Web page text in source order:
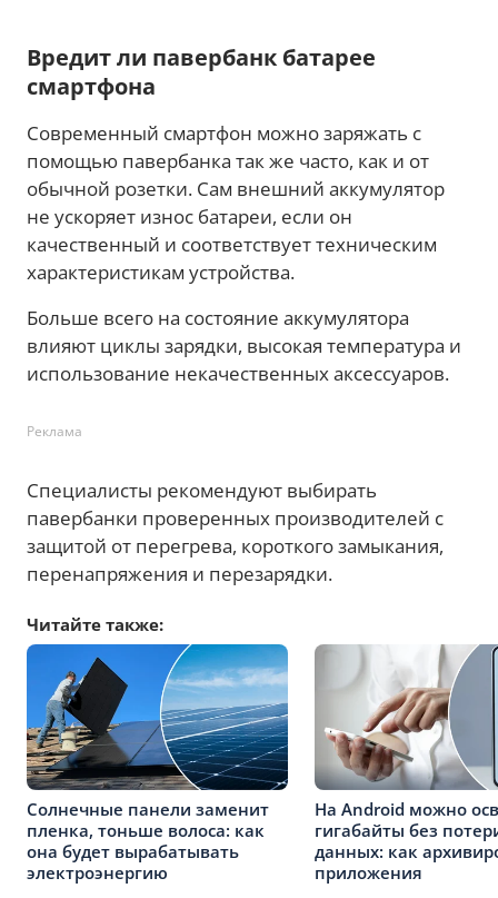
Вредит ли павербанк батарее
смартфона
Современный смартфон можно заряжать с
помощью павербанка так же часто, как и от
обычной розетки. Сам внешний аккумулятор
не ускоряет износ батареи, если он
качественный и соответствует техническим
характеристикам устройства.
Больше всего на состояние аккумулятора
влияют циклы зарядки, высокая температура и
использование некачественных аксессуаров.
Реклама
Специалисты рекомендуют выбирать
павербанки проверенных производителей с
защитой от перегрева, короткого замыкания,
перенапряжения и перезарядки.
Читайте также:
Солнечные панели заменит
пленка, тоньше волоса: как
она будет вырабатывать
электроэнергию
На Android можно
гигабайты без
данных: как
приложения